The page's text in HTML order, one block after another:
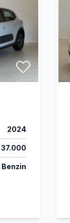
2024
37.000
Benzin